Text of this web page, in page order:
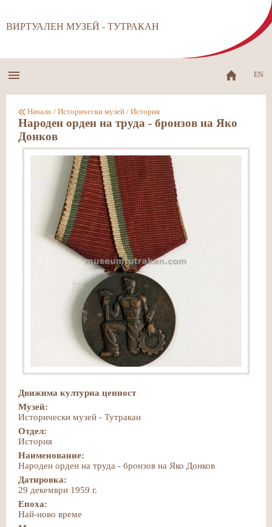
ВИРТУАЛЕН МУЗЕЙ - ТУТРАКАН
EN
Начало / Исторически музей / История
Народен орден на труда - бронзов на Яко
Донков
Движима културна ценност
Музей:
Исторически музей - Тутракан
Отдел:
История
Наименование:
Народен орден на труда - бронзов на Яко Донков
Датировка:
29 декември 1959 г.
Епоха:
Най-ново време